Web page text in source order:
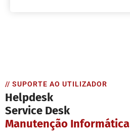
// SUPORTE AO UTILIZADOR
Helpdesk
Service Desk
Manutenção Informática